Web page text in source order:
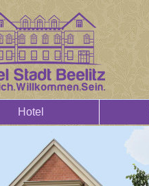
Hotel